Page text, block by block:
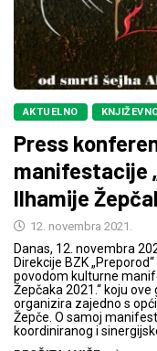
AKTUELNO
Press
manifestacije
Ilhamije
12. novembra 2021.
Danas, 12. novembra
Direkcije BZK
povodom kulturne
Žepčaka 2021.“ koju ove
organizira zajedno s
Žepče. O samoj
koordiniranog i